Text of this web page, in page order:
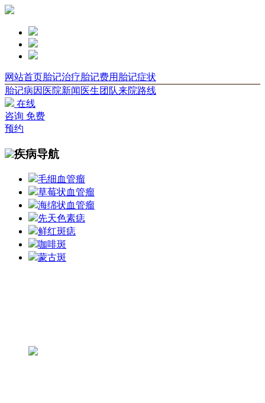
网站首页胎记治疗胎记费用 胎记症状
胎记病因 医院新闻 医生团队来院路线
在线
咨询 免费
预约
疾病导航
毛细血管瘤
草莓状血管瘤
海绵状血管瘤
先天色素痣
鲜红斑痣
咖啡斑
蒙古斑